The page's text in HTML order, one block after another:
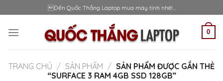
to
content
Đến Quốc Thắng Laptop mua máy tính nhé!...
0
TRANG CHỦ / SẢN PHẨM / SẢN PHẨM ĐƯỢC GẮN THẺ
“SURFACE 3 RAM 4GB SSD 128GB”